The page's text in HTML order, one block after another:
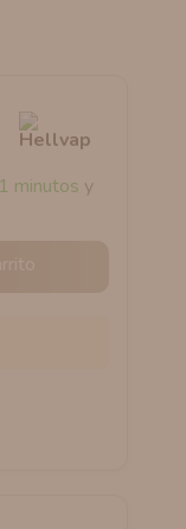
minutos y